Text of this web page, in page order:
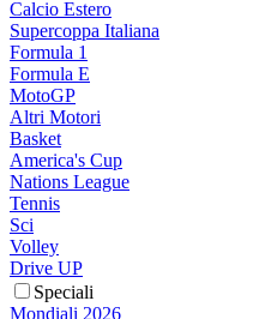
Calcio Estero
Supercoppa Italiana
Formula 1
Formula E
MotoGP
Altri Motori
Basket
America's Cup
Nations League
Tennis
Sci
Volley
Drive UP
Speciali
Mondiali 2026